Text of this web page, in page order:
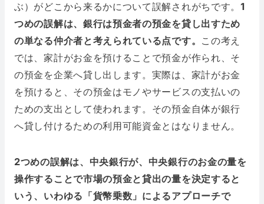
ぶ）がどこから来るかについて誤解されがちです。1
つめの誤解は、銀行は預金者の預金を貸し出すため
の単なる仲介者と考えられている点です。 この考え
では、家計がお金を預けることで預金が作られ、そ
の預金を企業へ貸し出します。実際は、家計がお金
を預けると、その預金はモノやサービスの支払いの
ための支出として使われます。その預金自体が銀行
へ貸し付けるための利用可能資金とはなりません。
2つめの誤解は、中央銀行が、中央銀行のお金の量を
操作することで市場の預金と貸出の量を決定すると
いう、いわゆる「貨幣乗数」によるアプローチで